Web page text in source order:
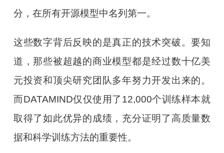
分，在所有开源模型中名列第一。
这些数字背后反映的是真正的技术突破。要知
道，那些被超越的商业模型都是经过数十亿美
元投资和顶尖研究团队多年努力开发出来的。
而DATAMIND仅仅使用了12,000个训练样本就
取得了如此优异的成绩，充分证明了高质量数
据和科学训练方法的重要性。